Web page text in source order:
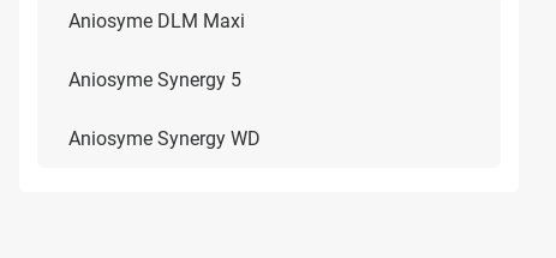
Aniosyme DLM Maxi
Aniosyme Synergy 5
Aniosyme Synergy WD